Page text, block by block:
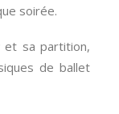
soirée.
et sa partition,
de ballet